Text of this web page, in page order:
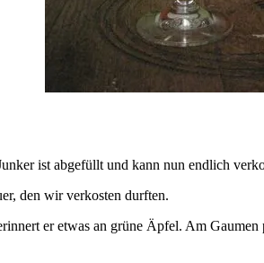
ist abgefüllt und kann nun endlich
den wir verkosten durften.
er etwas an grüne Äpfel. Am